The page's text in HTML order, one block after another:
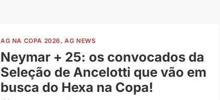
AG NA COPA 2026, AG NEWS
Neymar + 25: os convocados da
Seleção de Ancelotti que vão em
busca do Hexa na Copa!